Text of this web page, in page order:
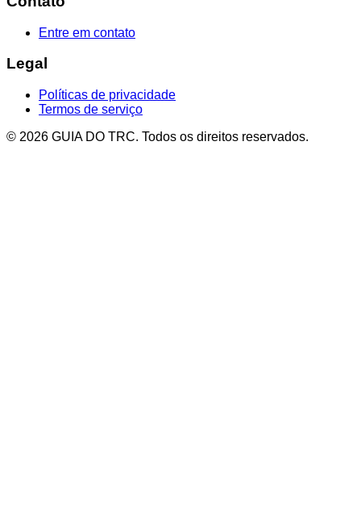
Entre em contato
Legal
Políticas de privacidade
Termos de serviço
© 2026 GUIA DO TRC. Todos os direitos reservados.